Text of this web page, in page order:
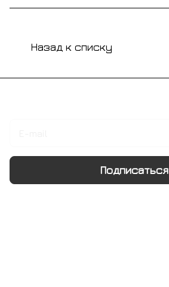
Назад к списку
Подписаться